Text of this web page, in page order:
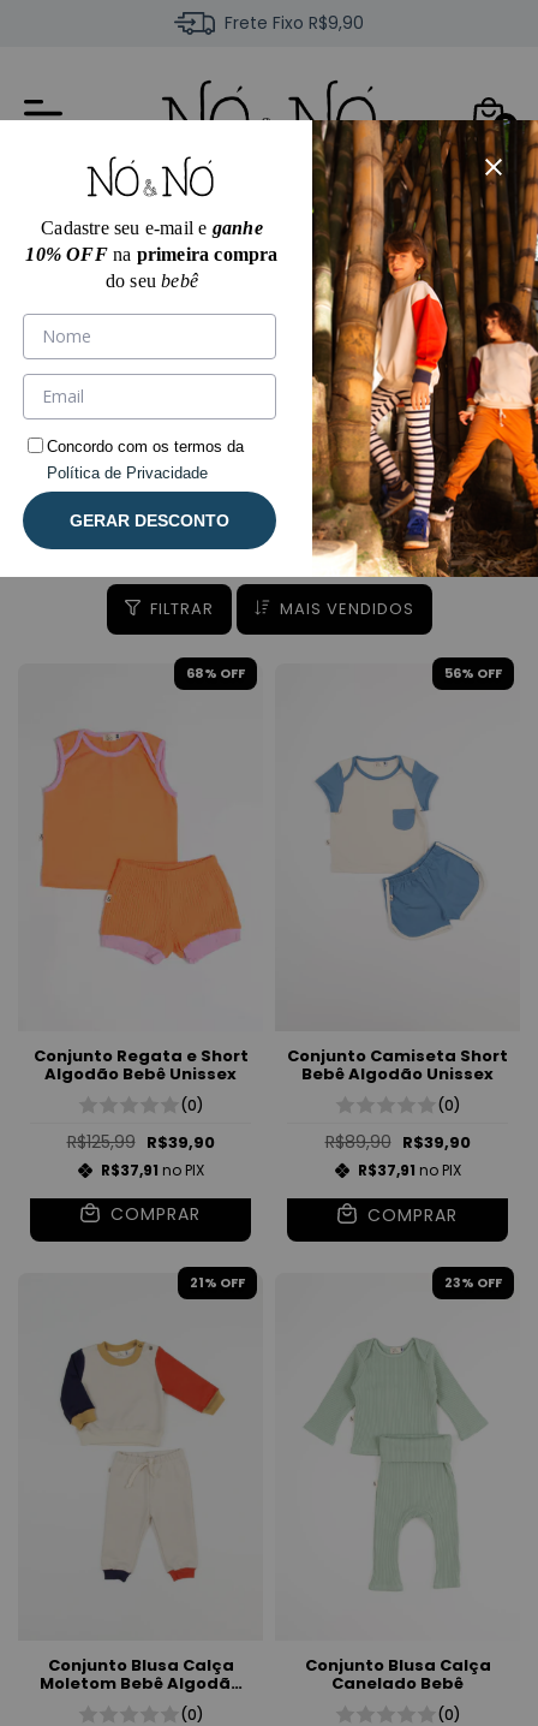
Frete Fixo R$9,90
0
Conjunto
FILTRAR MAIS VENDIDOS
68% OFF
Conjunto Regata e Short
Algodão Bebê Unissex
(0)
R$125,99 R$39,90
R$37,91 no PIX
COMPRAR
56% OFF
Conjunto Camiseta Short
Bebê Algodão Unissex
(0)
R$89,90 R$39,90
R$37,91 no PIX
COMPRAR
21% OFF
Conjunto Blusa Calça
Moletom Bebê Algodão
(0)
23% OFF
Conjunto Blusa Calça
Canelado Bebê
(0)
Cadastre seu e-mail e ganhe
10% OFFna primeira compra
do seubebê
Concordo com os termos da
Política de Privacidade
GERAR DESCONTO